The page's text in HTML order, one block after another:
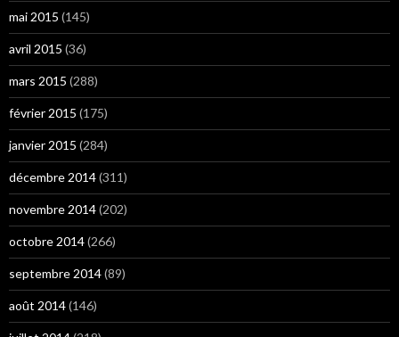
mai 2015 (145)
avril 2015 (36)
mars 2015 (288)
février 2015 (175)
janvier 2015 (284)
décembre 2014(311)
novembre 2014(202)
octobre 2014(266)
septembre 2014(89)
août 2014(146)